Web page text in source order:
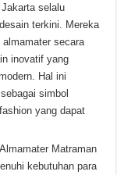
selalu
terkini. Mereka
almamater secara
inovatif yang
Hal ini
simbol
yang dapat
Matraman
kebutuhan para